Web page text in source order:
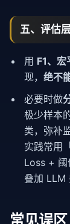
五、评估
用 F1、
现， 绝不
必要时做
极少样本
类，弥补
实践常用
Loss + 阈
叠加 LLM
常见误区